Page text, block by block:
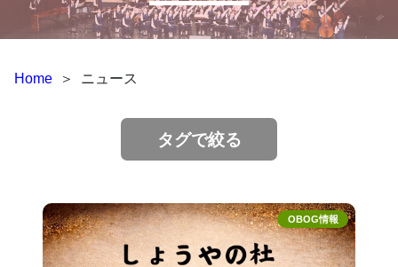
Home ＞ ニュース
タグで絞る